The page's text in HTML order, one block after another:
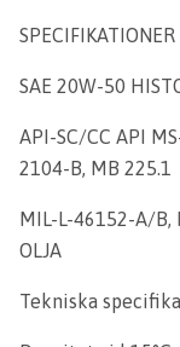
SPECIFIKATIONER
SAE 20W-50
API-SC/CC API
2104-B, MB 225.1
MIL-L-46152-A/B,
OLJA
Tekniska